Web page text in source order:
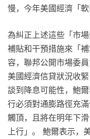
慢，今年美國經濟「軟
為糾正上述這些「市
補貼和干預措施來「
容，聯邦公開市場委
美國經濟信貸狀況收
談到降息可能性，鮑
行必須對通膨路徑充
觸頂，且將在明年下
上行」。 鮑爾表示，